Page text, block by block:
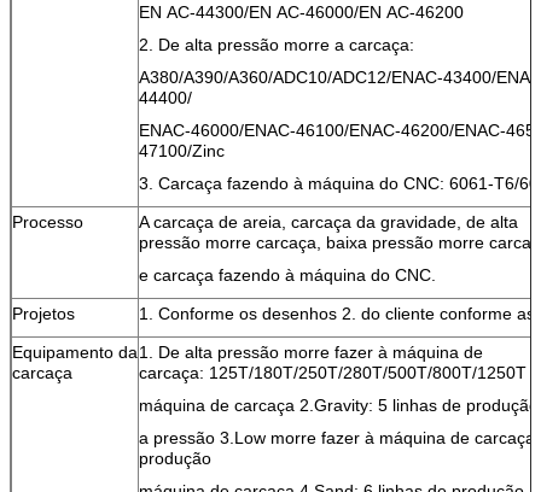
EN AC-44300/EN AC-46000/EN AC-46200
2. De alta pressão morre a carcaça:
A380/A390/A360/ADC10/ADC12/ENAC-43400/
44400/
ENAC-46000/ENAC-46100/ENAC-46200/ENAC-
47100/Zinc
3. Carcaça fazendo à máquina do CNC: 6061-T6/
Processo
A carcaça de areia, carcaça da gravidade, de alta
pressão morre carcaça, baixa pressão morre
e carcaça fazendo à máquina do CNC.
Projetos
1. Conforme os desenhos 2. do cliente conforme
Equipamento da
carcaça
1. De alta pressão morre fazer à máquina de
carcaça: 125T/180T/250T/280T/500T/800T/1250T
máquina de carcaça 2.Gravity: 5 linhas de produção
a pressão 3.Low morre fazer à máquina de
produção